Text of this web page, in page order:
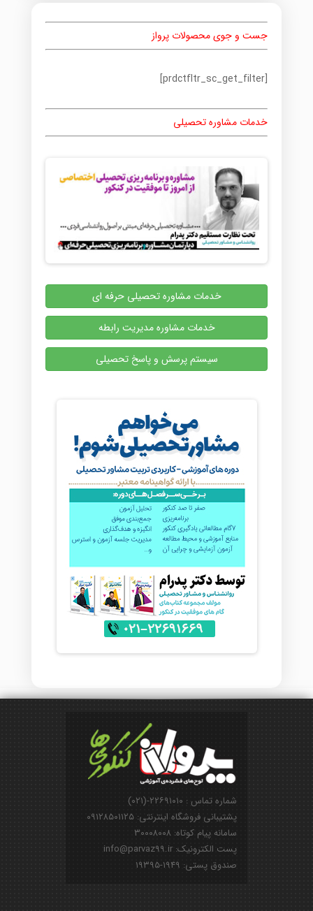
جست و جوی محصولات پرواز
[prdctfltr_sc_get_filter]
خدمات مشاوره تحصیلی
خدمات مشاوره تحصیلی حرفه ای
خدمات مشاوره مدیریت رابطه
سیستم پرسش و پاسخ تحصیلی
شماره تماس : ۲۲۶۹۱۰۱۰-(۰۲۱)
پشتیبانی فروشگاه اینترنتی: ۰۹۱۲۸۵۰۱۱۲۵
سامانه پیام کوتاه: ۳۰۰۰۸۰۰۸
پست الکترونیک: info@parvaz99.ir
صندوق پستی: ۱۹۴۹-۱۹۳۹۵